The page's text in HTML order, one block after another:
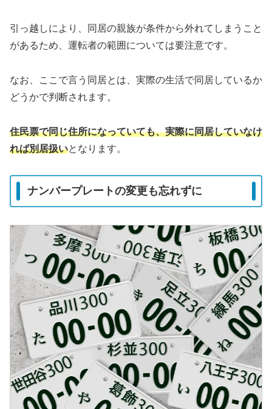
引っ越しにより、同居の親族が条件から外れてしまうこと
があるため、運転者の範囲については要注意です。
なお、ここで言う同居とは、実際の生活で同居しているか
どうかで判断されます。
住民票で同じ住所になっていても、実際に同居していなけ
れば別居扱いとなります。
ナンバープレートの変更も忘れずに